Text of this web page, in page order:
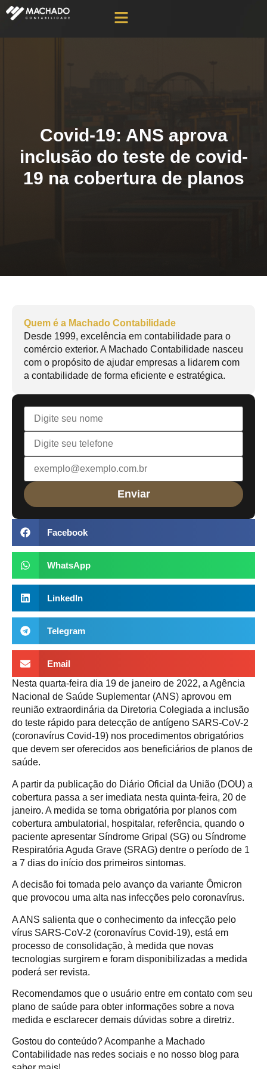
Covid-19: ANS aprova
inclusão do teste de covid-
19 na cobertura de planos
Quem é a Machado Contabilidade
Desde 1999, excelência em contabilidade para o
comércio exterior. A Machado Contabilidade nasceu
com o propósito de ajudar empresas a lidarem com
a contabilidade de forma eficiente e estratégica.
Facebook
WhatsApp
LinkedIn
Telegram
Email
Nesta quarta-feira dia 19 de janeiro de 2022, a Agência
Nacional de Saúde Suplementar (ANS) aprovou em
reunião extraordinária da Diretoria Colegiada a inclusão
do teste rápido para detecção de antígeno SARS-CoV-2
(coronavírus Covid-19) nos procedimentos obrigatórios
que devem ser oferecidos aos beneficiários de planos de
saúde.
A partir da publicação do Diário Oficial da União (DOU) a
cobertura passa a ser imediata nesta quinta-feira, 20 de
janeiro. A medida se torna obrigatória por planos com
cobertura ambulatorial, hospitalar, referência, quando o
paciente apresentar Síndrome Gripal (SG) ou Síndrome
Respiratória Aguda Grave (SRAG) dentre o período de 1
a 7 dias do início dos primeiros sintomas.
A decisão foi tomada pelo avanço da variante Ômicron
que provocou uma alta nas infecções pelo coronavírus.
A ANS salienta que o conhecimento da infecção pelo
vírus SARS-CoV-2 (coronavírus Covid-19), está em
processo de consolidação, à medida que novas
tecnologias surgirem e foram disponibilizadas a medida
poderá ser revista.
Recomendamos que o usuário entre em contato com seu
plano de saúde para obter informações sobre a nova
medida e esclarecer demais dúvidas sobre a diretriz.
Gostou do conteúdo? Acompanhe a Machado
Contabilidade nas redes sociais e no nosso blog para